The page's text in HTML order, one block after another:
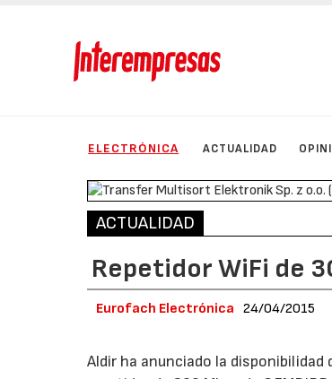
ELECTRÓNICA ACTUALIDAD
ACTUALIDAD
Repetidor WiFi de
Eurofach Electrónica 24/04/2015
Aldir ha anunciado la disponibilidad